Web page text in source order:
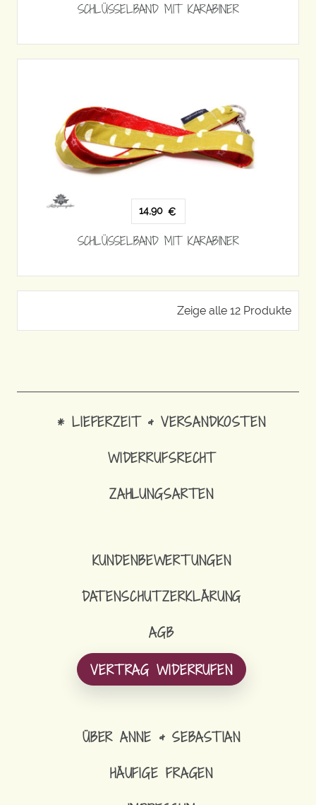
SCHLÜSSELBAND MIT KARABINER
14,90 €
SCHLÜSSELBAND MIT KARABINER
Zeige alle 12 Produkte
* LIEFERZEIT & VERSANDKOSTEN
WIDERRUFSRECHT
ZAHLUNGSARTEN
KUNDENBEWERTUNGEN
DATENSCHUTZERKLÄRUNG
AGB
VERTRAG WIDERRUFEN
ÜBER ANNE & SEBASTIAN
HÄUFIGE FRAGEN